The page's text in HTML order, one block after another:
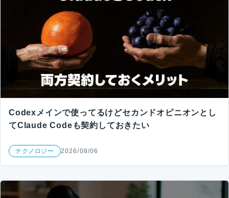
Codexメインで使ってるけどセカンドオピニオンとし
てClaude Codeも契約しておきたい
テクノロジー 2026/08/06